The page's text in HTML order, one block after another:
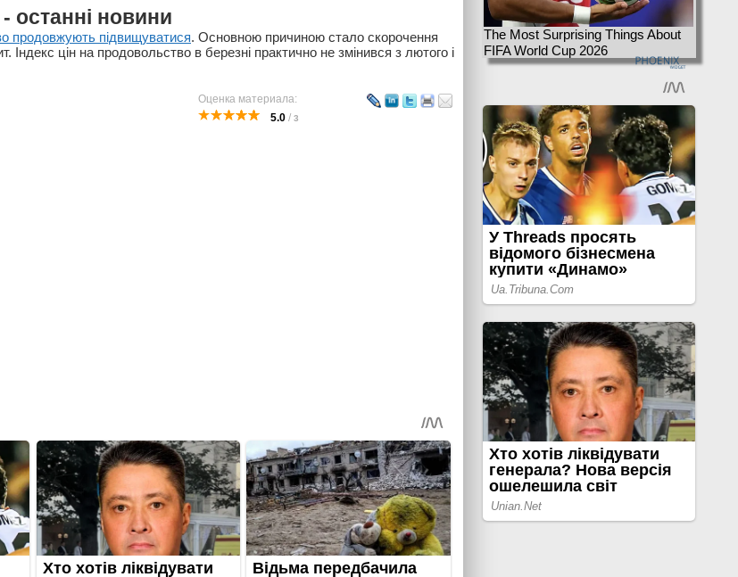
останні новини
продовжують підвищуватися. Основною причиною стало скорочення
Індекс цін на продовольство в березні практично не змінився з лютого і
Оценка материала:
5.0 / 3
The Most Surprising Things About
FIFA World Cup 2026